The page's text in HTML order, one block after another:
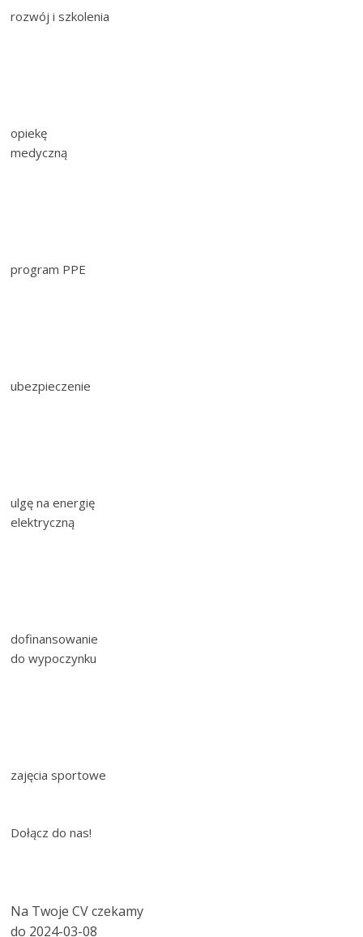
rozwój i szkolenia
opiekę
medyczną
program PPE
ubezpieczenie
ulgę na energię
elektryczną
dofinansowanie
do wypoczynku
zajęcia sportowe
Dołącz do nas!
Na Twoje CV czekamy
do 2024-03-08